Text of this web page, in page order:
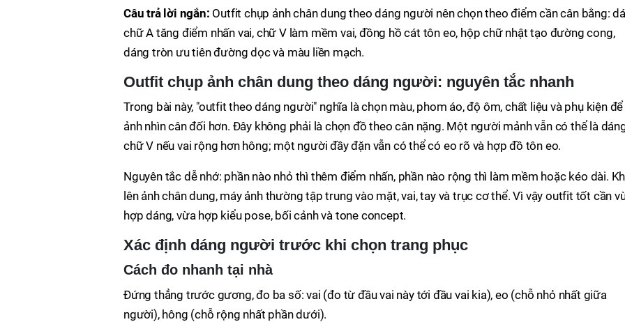
Câu trả lời ngắn: Outfit chụp ảnh chân dung theo dáng người nên chọn theo điểm cần cân bằng:
chữ A tăng điểm nhấn vai, chữ V làm mềm vai, đồng hồ cát tôn eo, hộp chữ nhật tạo đường cong,
dáng tròn ưu tiên đường dọc và màu liền mạch.
Outfit chụp ảnh chân dung theo dáng người: nguyên tắc nhanh
Trong bài này, "outfit theo dáng người" nghĩa là chọn màu, phom áo, độ ôm, chất liệu và phụ kiện để
ảnh nhìn cân đối hơn. Đây không phải là chọn đồ theo cân nặng. Một người mảnh vẫn có thể là
chữ V nếu vai rộng hơn hông; một người đầy đặn vẫn có thể có eo rõ và hợp đồ tôn eo.
Nguyên tắc dễ nhớ: phần nào nhỏ thì thêm điểm nhấn, phần nào rộng thì làm mềm hoặc kéo dài.
lên ảnh chân dung, máy ảnh thường tập trung vào mặt, vai, tay và trục cơ thể. Vì vậy outfit tốt cần
hợp dáng, vừa hợp kiểu pose, bối cảnh và tone concept.
Xác định dáng người trước khi chọn trang phục
Cách đo nhanh tại nhà
Đứng thẳng trước gương, đo ba số: vai (đo từ đầu vai này tới đầu vai kia), eo (chỗ nhỏ nhất giữa
người), hông (chỗ rộng nhất phần dưới).